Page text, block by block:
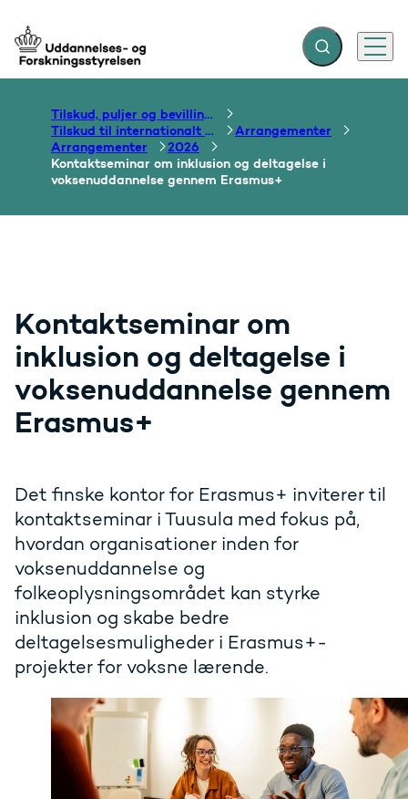
Gå til forsiden Fold søgefelt ud
Menu
Tilskud, puljer og bevillinger
Tilskud til internationalt samarbejde om uddannelse
Arrangementer
Arrangementer
2026
Kontaktseminar om inklusion og deltagelse i
voksenuddannelse gennem Erasmus+
Kontaktseminar om
inklusion og deltagelse i
voksenuddannelse gennem
Erasmus+
Det finske kontor for Erasmus+ inviterer til
kontaktseminar i Tuusula med fokus på,
hvordan organisationer inden for
voksenuddannelse og
folkeoplysningsområdet kan styrke
inklusion og skabe bedre
deltagelsesmuligheder i Erasmus+-
projekter for voksne lærende.